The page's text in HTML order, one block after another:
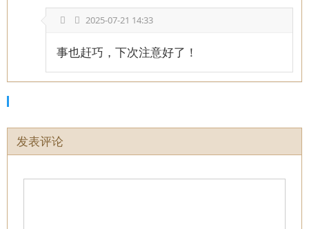
2025-07-21 14:33
事也赶巧，下次注意好了！
发表评论